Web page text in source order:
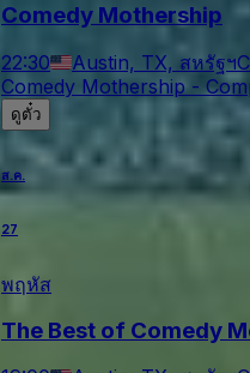
Comedy Mothership
22:30 Austin, TX, สหรัฐฯ
Comedy Mothership -
ดูตั๋ว
ส.ค.
27
พฤหัส
The Best of Comedy